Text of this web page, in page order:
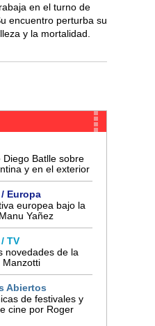
en el turno de
encuentro perturba su
y la mortalidad.
Diego Batlle sobre
y en el exterior
Europa
europea bajo la
Yañez
TV
novedades de la
Manzotti
Abiertos
de festivales y
cine por Roger